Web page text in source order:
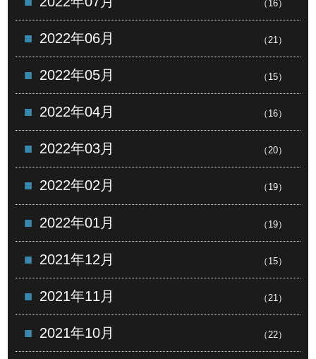
（16）
2022年06月 （21）
2022年05月 （15）
2022年04月 （16）
2022年03月 （20）
2022年02月 （19）
2022年01月 （19）
2021年12月 （15）
2021年11月 （21）
2021年10月 （22）